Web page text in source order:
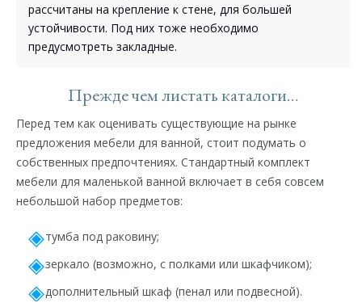
рассчитаны на крепление к стене, для большей
устойчивости. Под них тоже необходимо
предусмотреть закладные.
Прежде чем листать каталоги…
Перед тем как оценивать существующие на рынке
предложения мебели для ванной, стоит подумать о
собственных предпочтениях. Стандартный комплект
мебели для маленькой ванной включает в себя совсем
небольшой набор предметов:
тумба под раковину;
зеркало (возможно, с полками или шкафчиком);
дополнительный шкаф (пенал или подвесной).